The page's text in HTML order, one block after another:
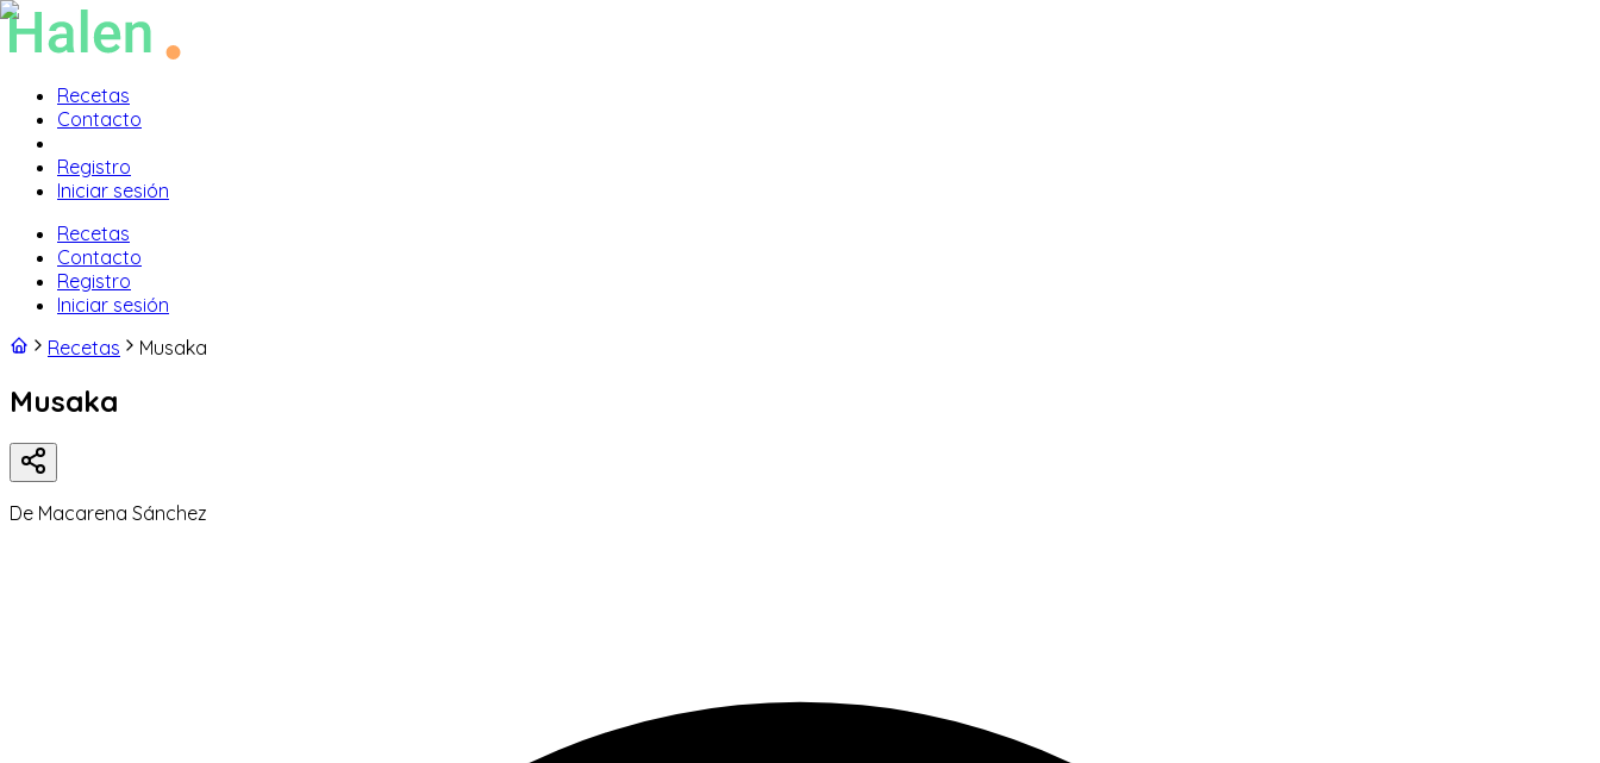
Recetas
Contacto
Registro
Iniciar sesión
Recetas
Contacto
Registro
Iniciar sesión
Recetas
Musaka
Musaka
De Macarena Sánchez